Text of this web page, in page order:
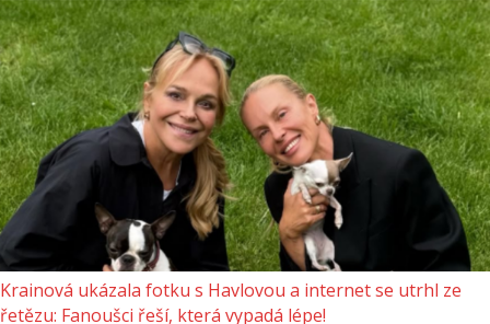
Krainová ukázala fotku s Havlovou a internet se utrhl ze
řetězu: Fanoušci řeší, která vypadá lépe!